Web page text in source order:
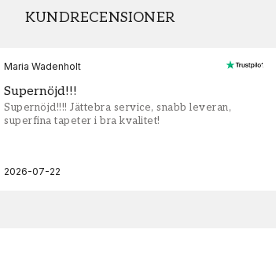
KUNDRECENSIONER
Maria Wadenholt
Supernöjd!!!
Supernöjd!!!! Jättebra service, snabb leveran,
superfina tapeter i bra kvalitet!
2026-07-22